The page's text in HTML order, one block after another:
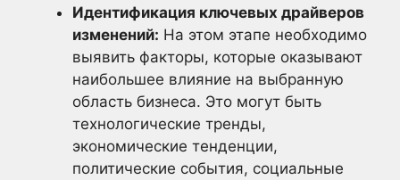
Идентификация ключевых драйверов
изменений: На этом этапе необходимо
выявить факторы, которые оказывают
наибольшее влияние на выбранную
область бизнеса. Это могут быть
технологические тренды,
экономические тенденции,
политические события, социальные